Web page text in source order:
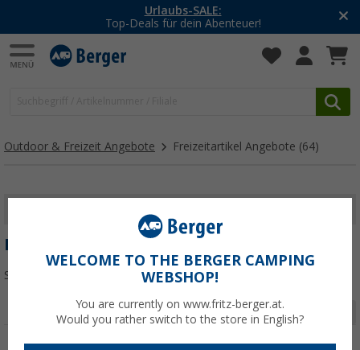
Urlaubs-SALE:
Top-Deals für dein Abenteuer!
Outdoor & Freizeit Angebote Freizeitartikel Angebote (64)
FREIZEITARTIKEL ANGEBOTE
Sortieren:
Seite 1 von 3
WELCOME TO THE BERGER CAMPING
WEBSHOP!
You are currently on www.fritz-berger.at.
Would you rather switch to the store in English?